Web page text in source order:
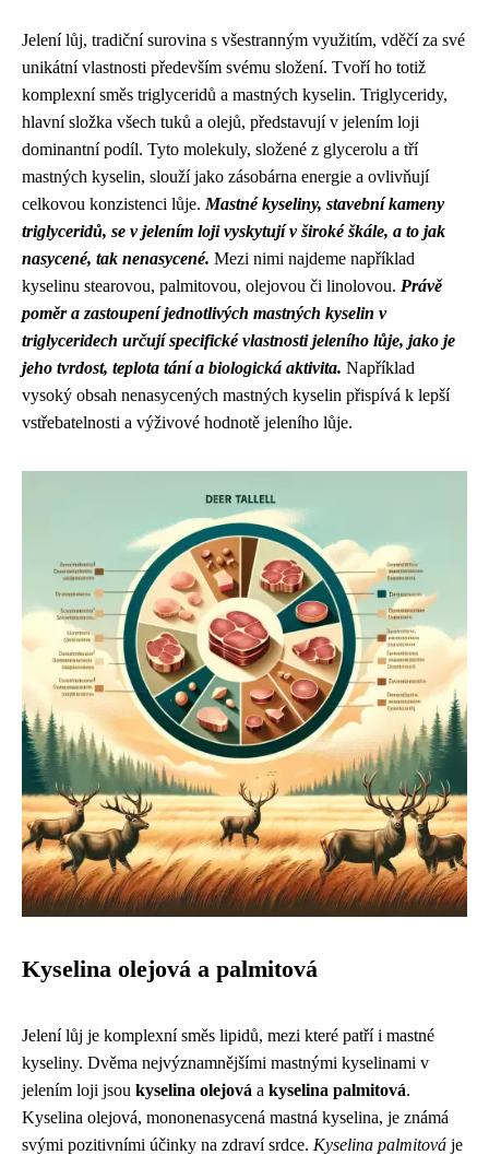
Jelení lůj, tradiční surovina s všestranným využitím, vděčí za své
unikátní vlastnosti především svému složení. Tvoří ho totiž
komplexní směs triglyceridů a mastných kyselin. Triglyceridy,
hlavní složka všech tuků a olejů, představují v jelením loji
dominantní podíl. Tyto molekuly, složené z glycerolu a tří
mastných kyselin, slouží jako zásobárna energie a ovlivňují
celkovou konzistenci lůje. Mastné kyseliny, stavební kameny
triglyceridů, se v jelením loji vyskytují v široké škále, a to jak
nasycené, tak nenasycené. Mezi nimi najdeme například
kyselinu stearovou, palmitovou, olejovou či linolovou. Právě
poměr a zastoupení jednotlivých mastných kyselin v
triglyceridech určují specifické vlastnosti jeleního lůje, jako je
jeho tvrdost, teplota tání a biologická aktivita. Například
vysoký obsah nenasycených mastných kyselin přispívá k lepší
vstřebatelnosti a výživové hodnotě jeleního lůje.
Kyselina olejová a palmitová
Jelení lůj je komplexní směs lipidů, mezi které patří i mastné
kyseliny. Dvěma nejvýznamnějšími mastnými kyselinami v
jelením loji jsou kyselina olejová a kyselina palmitová.
Kyselina olejová, mononenasycená mastná kyselina, je známá
svými pozitivními účinky na zdraví srdce. Kyselina palmitová je